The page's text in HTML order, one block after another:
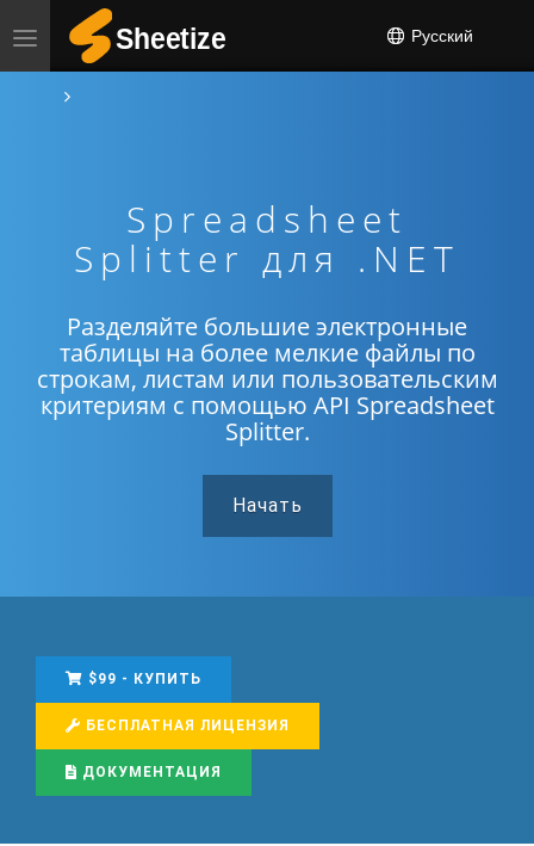
Русский
Spreadsheet
Splitter для .NET
Разделяйте большие электронные
таблицы на более мелкие файлы по
строкам, листам или пользовательским
критериям с помощью API Spreadsheet
Splitter.
Начать
$99 - КУПИТЬ
БЕСПЛАТНАЯ ЛИЦЕНЗИЯ
ДОКУМЕНТАЦИЯ